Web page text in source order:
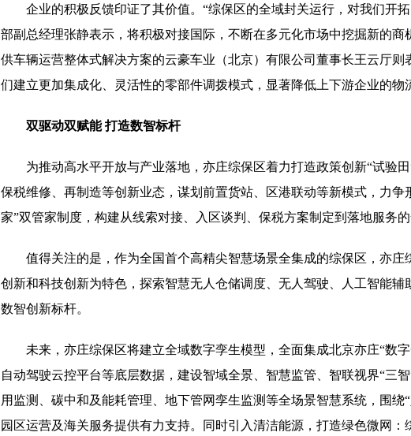
企业的积极反馈印证了其价值。“综保区的全域封关运行，对我们开
部副总经理张静表示，将积极对接国际，不断在多元化市场中挖掘新的
供车辆运营整体式解决方案的云豪车业（北京）有限公司董事长王云厅
们建立更加集成化、灵活性的零部件调拨模式，显著降低上下游企业的
双驱动双赋能 打造数智标杆
为推动高水平开放与产业落地，亦庄综保区着力打造政策创新“试验
保税维修、再制造等创新业态，谋划前置货站、区港联动等新模式，力
家”双管家制度，构建从线索对接、入区谈判、保税方案制定到落地服务
值得关注的是，作为全国首个高精尖智慧场景全集成的综保区，亦庄
创新和科技创新为特色，探索智慧无人仓储调度、无人驾驶、人工智能
数智创新标杆。
未来，亦庄综保区将建立全域数字孪生模型，全面集成北京亦庄“数字
自动驾驶云控平台等底层数据，建设智域全景、智慧监管、智联视界“三
用监测、碳中和及能耗管理、地下管网孪生监测等全场景智慧系统，围
园区运营及海关服务提供有力支持。同时引入清洁能源，打造绿色微网